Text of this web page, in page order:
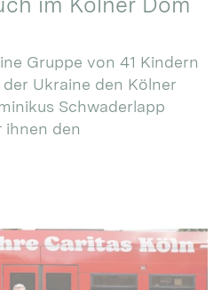
Gruppe von 41 Kindern
Ukraine den Kölner
Schwaderlapp
ihnen den